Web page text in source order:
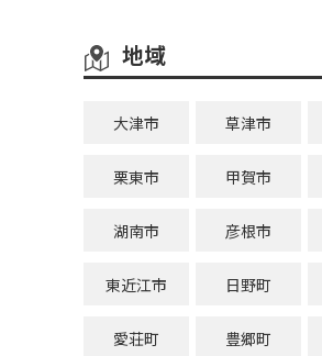
地域
大津市 草津市
栗東市 甲賀市
湖南市 彦根市
東近江市 日野町
愛荘町 豊郷町